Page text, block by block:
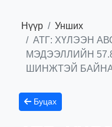
Нүүр
Унших
АТГ: ХҮЛЭЭН
МЭДЭЭЛЛИЙН
ШИНЖТЭЙ
Буцах